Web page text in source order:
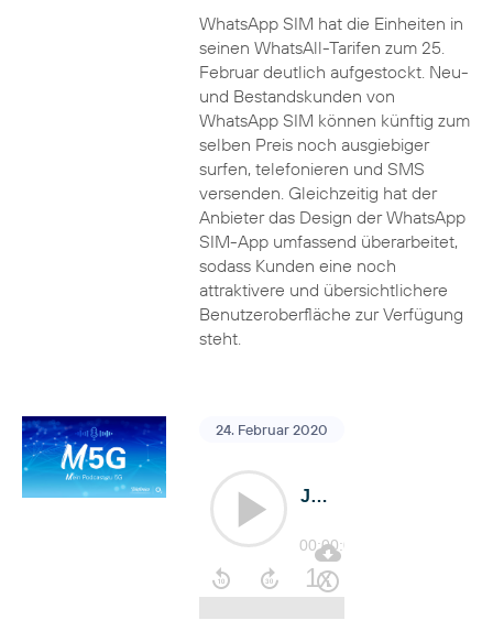
WhatsApp SIM hat die Einheiten in
seinen WhatsAll-Tarifen zum 25.
Februar deutlich aufgestockt. Neu-
und Bestandskunden von
WhatsApp SIM können künftig zum
selben Preis noch ausgiebiger
surfen, telefonieren und SMS
versenden. Gleichzeitig hat der
Anbieter das Design der WhatsApp
SIM-App umfassend überarbeitet,
sodass Kunden eine noch
attraktivere und übersichtlichere
Benutzeroberfläche zur Verfügung
steht.
24. Februar 2020